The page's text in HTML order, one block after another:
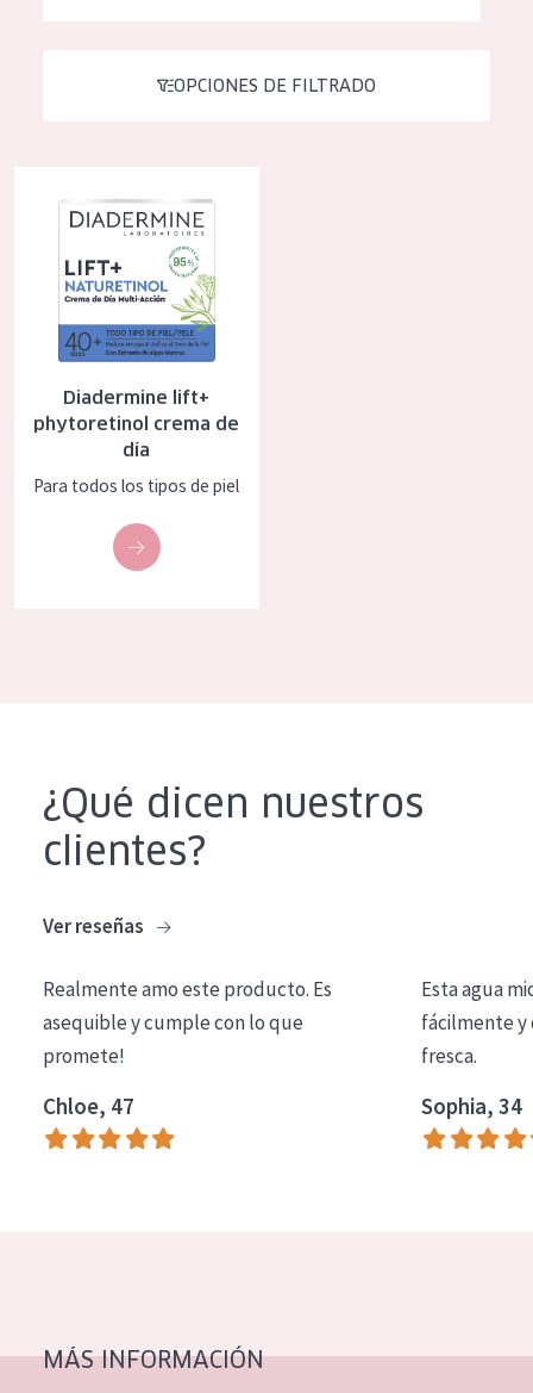
Piel menopáusica
TIPO DE PRODUCTO
Crema de noche
Crema de ojos
Limpieza
COLECCIÓN
Piel sensible
Piel normal y seca
Piel madura
Piel expuesta al sol
Piel menopáusica
Todas las edades
OPCIONES DE FILTRADO
Diadermine lift+
phytoretinol crema de
día
Para todos los tipos de piel
¿Qué dicen nuestros
clientes?
Ver reseñas
Realmente amo este producto. Es
asequible y cumple con lo que
promete!
Chloe, 47
Esta agua
fácilmente y
fresca.
Sophia, 34
MÁS INFORMACIÓN